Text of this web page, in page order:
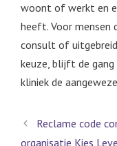
woont of werkt en
heeft. Voor mensen
consult of
keuze, blijft de gang
kliniek de
Reclame code
organisatie Kies